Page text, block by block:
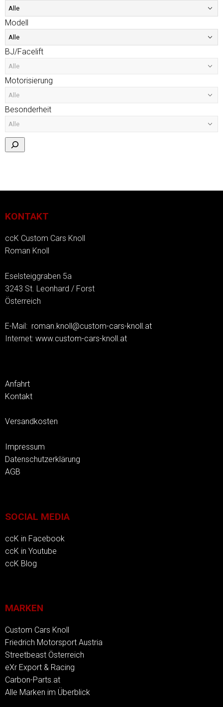
Modell
BJ/Facelift
Motorisierung
Besonderheit
KONTAKT
ccK Custom Cars Knoll
Roman Knoll
Eselsteiggraben 5a
3243 St. Leonhard / Forst
Österreich
E-Mail: roman.knoll@custom-cars-knoll.at
Internet: www.custom-cars-knoll.at
Anfahrt
Kontakt
Versandkosten
Impressum
Datenschutzerklärung
AGB
SOCIAL MEDIA
ccK in Facebook
ccK in Youtube
ccK Blog
MARKEN
Custom Cars Knoll
Friedrich Motorsport Austria
Streetbeast Österreich
eXr Export & Racing
Carbon-Parts.at
Alle Marken im Überblick